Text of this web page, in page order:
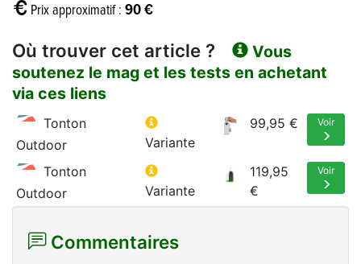
Prix approximatif : 90 €
Où trouver cet article ?
Vous
soutenez le mag et les tests en achetant
via ces liens
Tonton
Outdoor
Variante
99,95 € Voir
Tonton
Outdoor
Variante
119,95
€
Voir
Commentaires